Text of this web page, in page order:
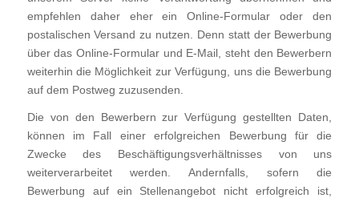
empfehlen daher eher ein Online-Formular oder den
postalischen Versand zu nutzen. Denn statt der Bewerbung
über das Online-Formular und E-Mail, steht den Bewerbern
weiterhin die Möglichkeit zur Verfügung, uns die Bewerbung
auf dem Postweg zuzusenden.
Die von den Bewerbern zur Verfügung gestellten Daten,
können im Fall einer erfolgreichen Bewerbung für die
Zwecke des Beschäftigungsverhältnisses von uns
weiterverarbeitet werden. Andernfalls, sofern die
Bewerbung auf ein Stellenangebot nicht erfolgreich ist,